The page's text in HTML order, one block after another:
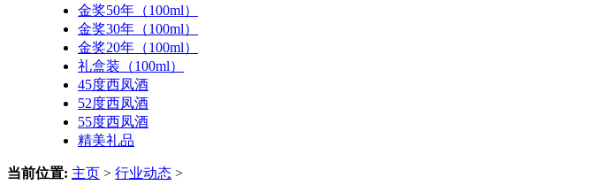
金奖50年（100ml）
金奖30年（100ml）
金奖20年（100ml）
礼盒装（100ml）
45度西凤酒
52度西凤酒
55度西凤酒
精美礼品
当前位置: 主页 > 行业动态 >